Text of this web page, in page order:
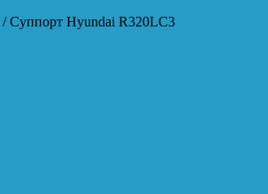
/ Суппорт Hyundai R320LC3